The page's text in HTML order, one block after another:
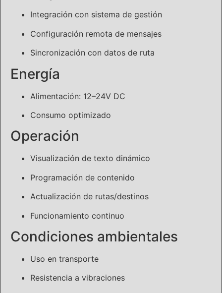
Integración con sistema de gestión
Configuración remota de mensajes
Sincronización con datos de ruta
Energía
Alimentación: 12–24V DC
Consumo optimizado
Operación
Visualización de texto dinámico
Programación de contenido
Actualización de rutas/destinos
Funcionamiento continuo
Condiciones ambientales
Uso en transporte
Resistencia a vibraciones